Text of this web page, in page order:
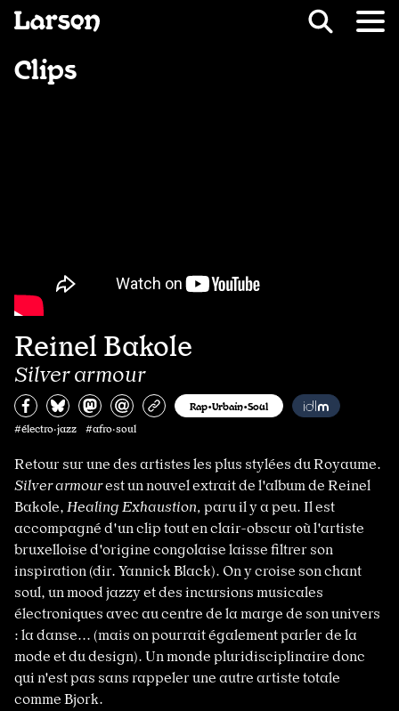
Fil d’ariane
Clips
Reinel Bakole
Silver armour
Partagez sur Facebook
Partager sur Bluesky
Partager sur Mastodon
Partagez par e-mail
Copiez l’url
Rap•Urbain•Soul
#électro·jazz #afro·soul
Retour sur une des artistes les plus stylées du Royaume.
Silver armourest un nouvel extrait de l'album de Reinel
Bakole, Healing Exhaustion, paru il y a peu. Il est
accompagné d'un clip tout en clair-obscur où l'artiste
bruxelloise d'origine congolaise laisse filtrer son
inspiration (dir. Yannick Black). On y croise son chant
soul, un mood jazzy et des incursions musicales
électroniques avec au centre de la marge de son univers
: la danse... (mais on pourrait également parler de la
mode et du design). Un monde pluridisciplinaire donc
qui n'est pas sans rappeler une autre artiste totale
comme Bjork.